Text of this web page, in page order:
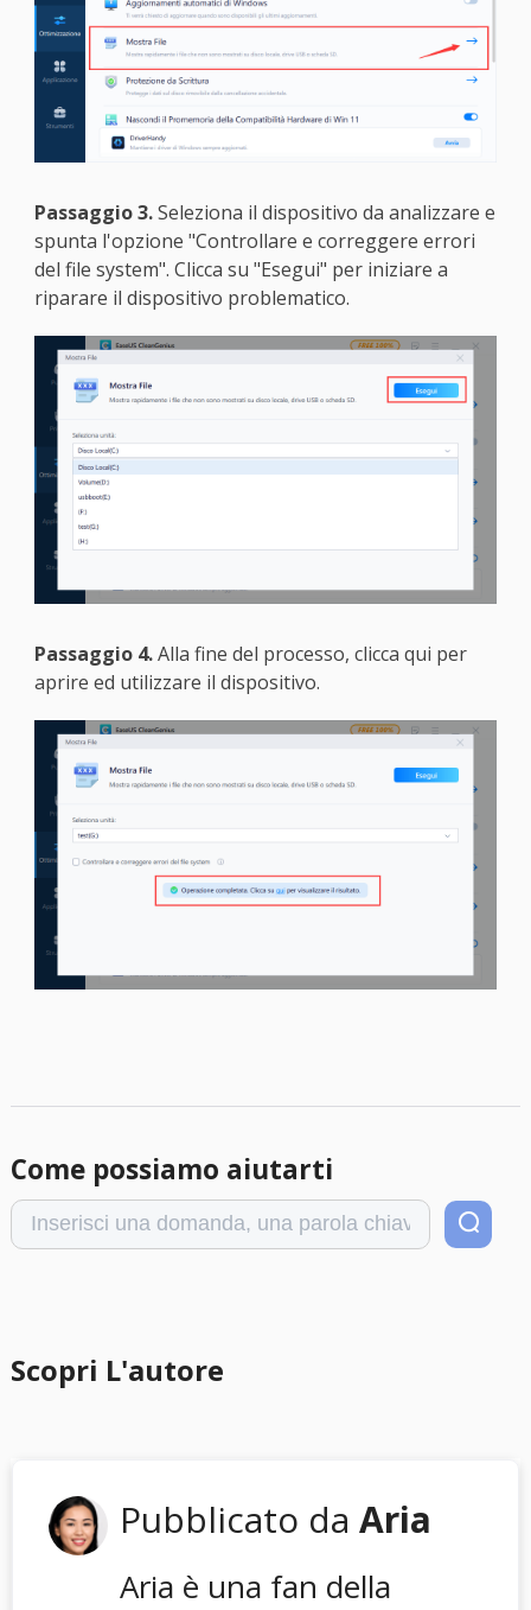
Passaggio 3.Seleziona il dispositivo da analizzare e
spunta l'opzione "Controllare e correggere errori
del file system". Clicca su "Esegui" per iniziare a
riparare il dispositivo problematico.
Passaggio 4.Alla fine del processo, clicca qui per
aprire ed utilizzare il dispositivo.
Come possiamo aiutarti
Scopri L'autore
Pubblicato da Aria
Aria è una fan della